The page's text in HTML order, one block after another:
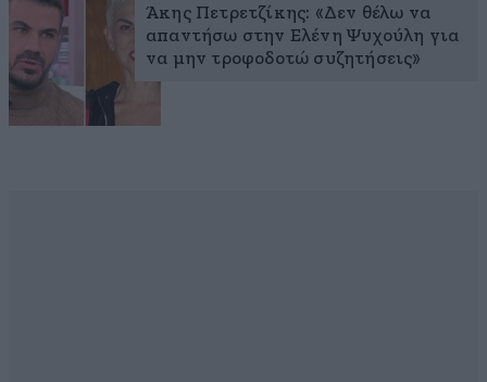
Άκης Πετρετζίκης: «Δεν θέλω να
απαντήσω στην Ελένη Ψυχούλη για
να μην τροφοδοτώ συζητήσεις»